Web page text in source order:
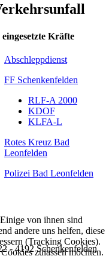
eingesetzte Kräfte
Abschleppdienst
FF Schenkenfelden
RLF-A 2000
KDOF
KLFA-L
Rotes Kreuz Bad
Leonfelden
Polizei Bad Leonfelden
- 4192 Schenkenfelden
von ihnen sind
andere uns helfen, diese
(Tracking Cookies).
zulassen möchten.